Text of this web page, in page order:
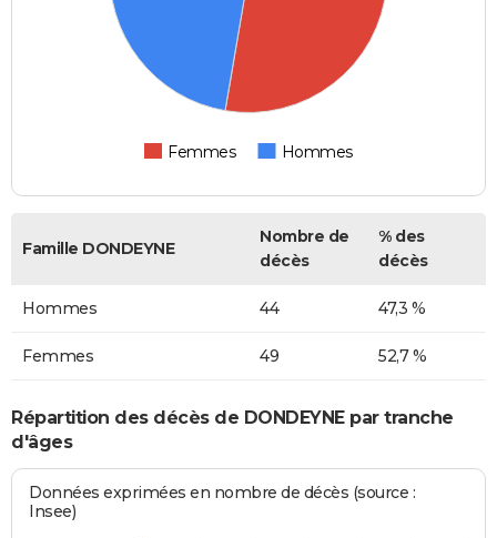
Femmes Hommes
Famille DONDEYNE
Nombre de
décès
% des
décès
Hommes 44 47,3 %
Femmes 49 52,7 %
Répartition des décès de DONDEYNE par tranche
d'âges
Données exprimées en nombre de décès (source :
Insee)